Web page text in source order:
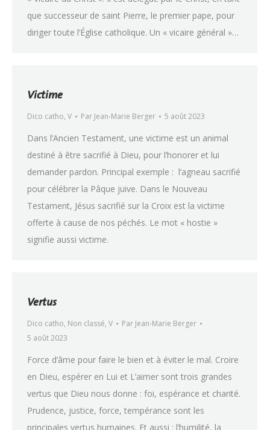
que successeur de saint Pierre, le premier pape, pour
diriger toute l’Église catholique. Un « vicaire général »…
Victime
Dico catho, V Par Jean-Marie Berger 5 août 2023
Dans l’Ancien Testament, une victime est un animal
destiné à être sacrifié à Dieu, pour l’honorer et lui
demander pardon. Principal exemple : l’agneau sacrifié
pour célébrer la Pâque juive. Dans le Nouveau
Testament, Jésus sacrifié sur la Croix est la victime
offerte à cause de nos péchés. Le mot « hostie »
signifie aussi victime.
Vertus
Dico catho, Non classé, V Par Jean-Marie Berger
5 août 2023
Force d’âme pour faire le bien et à éviter le mal. Croire
en Dieu, espérer en Lui et L’aimer sont trois grandes
vertus que Dieu nous donne : foi, espérance et charité.
Prudence, justice, force, tempérance sont les
principales vertus humaines. Et aussi : l’humilité, la